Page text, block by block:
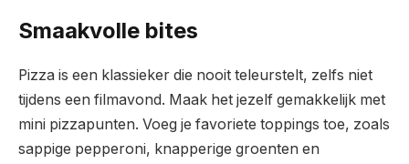
Smaakvolle bites
Pizza is een klassieker die nooit teleurstelt, zelfs niet
tijdens een filmavond. Maak het jezelf gemakkelijk met
mini pizzapunten. Voeg je favoriete toppings toe, zoals
sappige pepperoni, knapperige groenten en